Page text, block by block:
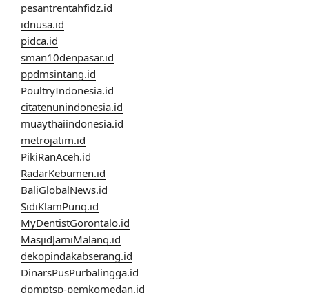
pesantrentahfidz.id
idnusa.id
pidca.id
sman10denpasar.id
ppdmsintang.id
PoultryIndonesia.id
citatenunindonesia.id
muaythaiindonesia.id
metrojatim.id
PikiRanAceh.id
RadarKebumen.id
BaliGlobalNews.id
SidiKlamPung.id
MyDentistGorontalo.id
MasjidJamiMalang.id
dekopindakabserang.id
DinarsPusPurbalingga.id
dpmptsp-pemkomedan.id